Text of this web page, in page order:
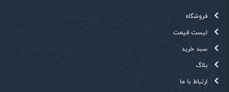
فروشگاه
لیست قیمت
سبد خرید
بلاگ
ارتباط با ما